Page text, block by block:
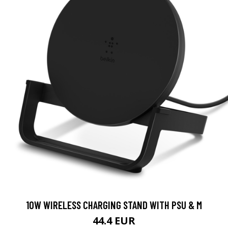
10W WIRELESS CHARGING STAND WITH PSU & M
44.4 EUR